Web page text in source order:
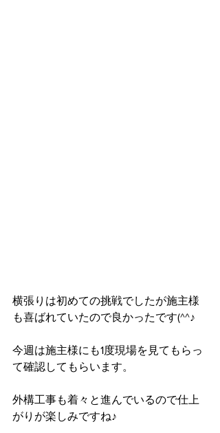
横張りは初めての挑戦でしたが施主様
も喜ばれていたので良かったです(^^♪
今週は施主様にも1度現場を見てもらっ
て確認してもらいます。
外構工事も着々と進んでいるので仕上
がりが楽しみですね♪